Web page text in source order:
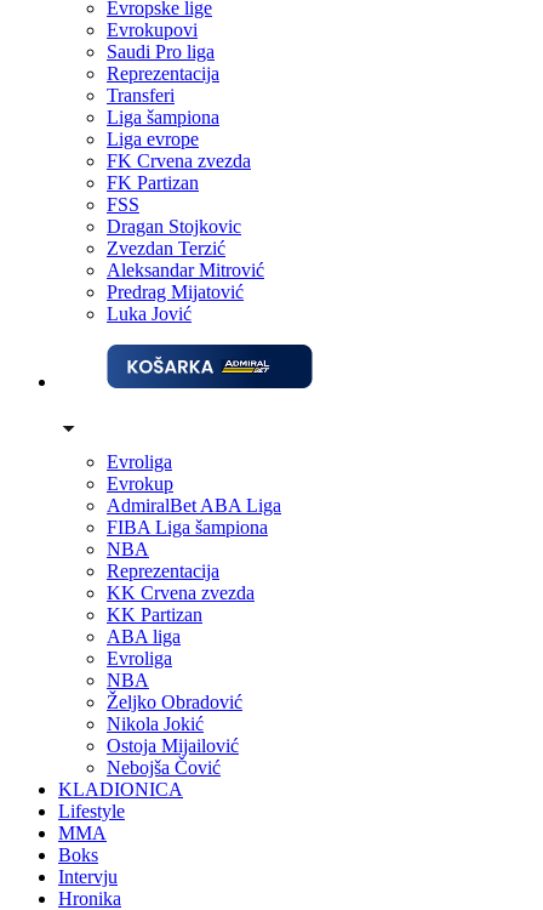
Evropske lige
Evrokupovi
Saudi Pro liga
Reprezentacija
Transferi
Liga šampiona
Liga evrope
FK Crvena zvezda
FK Partizan
FSS
Dragan Stojkovic
Zvezdan Terzić
Aleksandar Mitrović
Predrag Mijatović
Luka Jović
Evroliga
Evrokup
AdmiralBet ABA Liga
FIBA Liga šampiona
NBA
Reprezentacija
KK Crvena zvezda
KK Partizan
ABA liga
Evroliga
NBA
Željko Obradović
Nikola Jokić
Ostoja Mijailović
Nebojša Čović
KLADIONICA
Lifestyle
MMA
Boks
Intervju
Hronika